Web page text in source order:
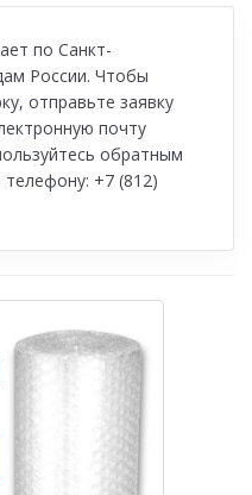
по Санкт-
России. Чтобы
отправьте заявку
почту
обратным
+7 (812)